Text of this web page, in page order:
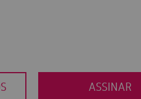
ASSINAR